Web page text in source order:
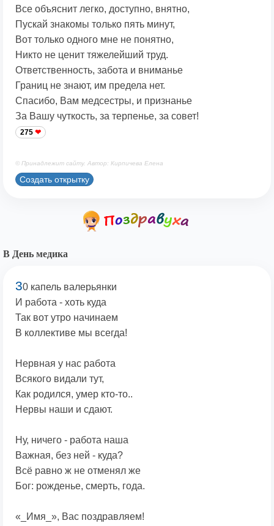
Все объяснит легко, доступно, внятно,
Пускай знакомы только пять минут,
Вот только одного мне не понятно,
Никто не ценит тяжелейший труд.
Ответственность, забота и вниманье
Границ не знают, им предела нет.
Спасибо, Вам медсестры, и признанье
За Вашу чуткость, за терпенье, за совет!
275
© Принадлежит сайту. Автор: Кирпичева Елена
Создать открытку
В День медика
30 капель валерьянки
И работа - хоть куда
Так вот утро начинаем
В коллективе мы всегда!
Нервная у нас работа
Всякого видали тут,
Как родился, умер кто-то..
Нервы наши и сдают.
Ну, ничего - работа наша
Важная, без ней - куда?
Всё равно ж не отменял же
Бог: рожденье, смерть, года.
«_Имя_», Вас поздравляем!